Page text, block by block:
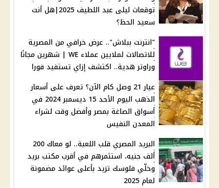
توقعات ليلى عبد اللطيف 2025|هل أنت
سعيد الحظ؟
"انترنت ببلاش".. عرض خرافي من المصرية
للاتصالات لملايين عملاء WE | شهرين مجانًا
وراوتر هدية.. اكتشف إزاي تستفيد فورا
عيار 21 وصل كام الآن؟ تعرف على أسعار
الذهب اليوم الأحد 15 ديسمبر 2024 في
أسواق الصاغة بمصر وأفضل وقت لشراء
المعدن النفيس
البريد المصري قلب اللعبة.. لو معاك 200
ألف جنيه، استثمرهم في أقرب مكتب بريد
وخلّي فلوسك تزيد بأعلى عوائد مضمونة
لعام 2025